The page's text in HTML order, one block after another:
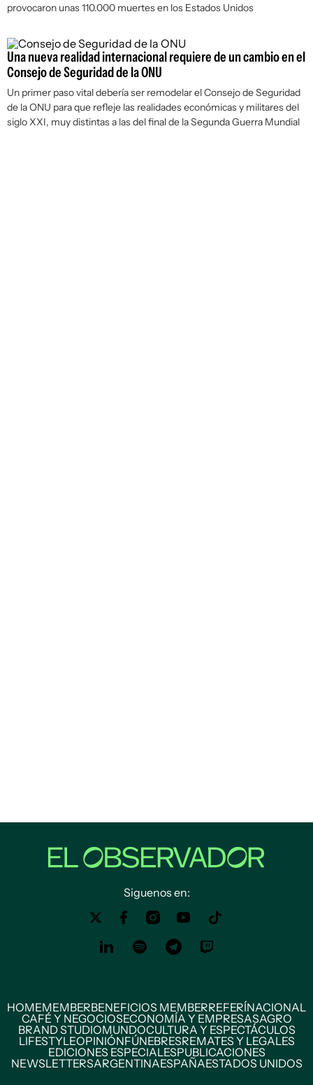
provocaron unas 110.000 muertes en los Estados Unidos
Una nueva realidad internacional requiere de un cambio en el
Consejo de Seguridad de la ONU
Un primer paso vital debería ser remodelar el Consejo de Seguridad
de la ONU para que refleje las realidades económicas y militares del
siglo XXI, muy distintas a las del final de la Segunda Guerra Mundial
Siguenos en:
HOMEMEMBERBENEFICIOS MEMBERREFERÍNACIONAL
CAFÉ Y NEGOCIOSECONOMÍA Y EMPRESASAGRO
BRAND STUDIOMUNDOCULTURA Y ESPECTÁCULOS
LIFESTYLEOPINIÓNFÚNEBRESREMATES Y LEGALES
EDICIONES ESPECIALESPUBLICACIONES
NEWSLETTERSARGENTINAESPAÑAESTADOS UNIDOS